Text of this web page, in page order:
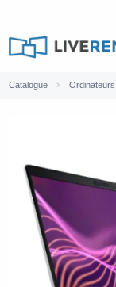
Catalogue Ordinateurs